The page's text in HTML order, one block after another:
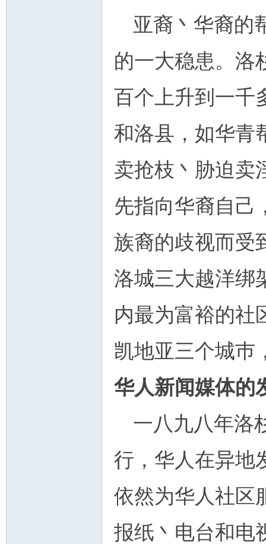
亚裔丶华裔的
的一大稳患。洛
百个上升到一千
和洛县，如华青
卖抢枝丶胁迫卖
先指向华裔自己
族裔的歧视而受
洛城三大越洋绑
内最为富裕的社
凯地亚三个城巿
华人新闻媒体的
一八九八年洛
行，华人在异地
依然为华人社区
报纸丶电台和电